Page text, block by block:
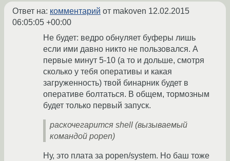
Ответ на: комментарий от makoven 12.02.2015
06:05:05 +00:00
Не будет: ведро обнуляет буферы лишь
если ими давно никто не пользовался. А
первые минут 5-10 (а то и дольше, смотря
сколько у тебя оперативы и какая
загруженность) твой бинарник будет в
оперативе болтаться. В общем, тормозным
будет только первый запуск.
раскочегарится shell (вызываемый
командой popen)
Ну, это плата за popen/system. Но баш тоже